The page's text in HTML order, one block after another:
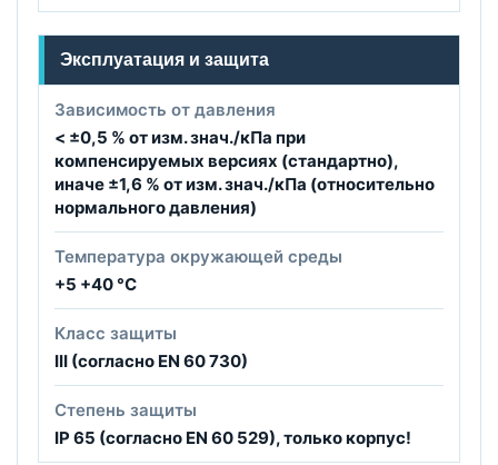
Эксплуатация и защита
Зависимость от давления
< ±0,5 % от изм. знач./кПа при
компенсируемых версиях (стандартно),
иначе ±1,6 % от изм. знач./кПа (относительно
нормального давления)
Температура окружающей среды
+5 +40 °C
Класс защиты
III (согласно EN 60 730)
Степень защиты
IP 65 (согласно EN 60 529), только корпус!